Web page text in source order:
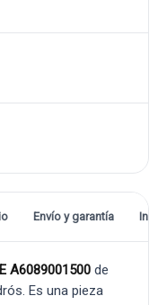
Envío y garantía
A6089001500 de
Es una pieza